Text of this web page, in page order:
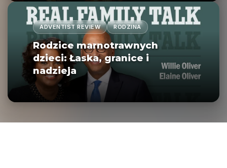
ADVENTIST REVIEW RODZINA
Rodzice marnotrawnych
dzieci: Łaska, granice i
nadzieja